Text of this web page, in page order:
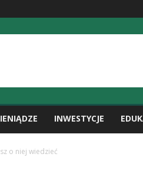
INWESTYCJE
o niej wiedzieć